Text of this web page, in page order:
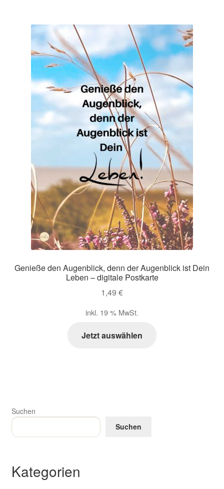
Genieße den Augenblick, denn der Augenblick ist Dein
Leben – digitale Postkarte
1,49 €
inkl. 19 % MwSt.
Jetzt auswählen
Suchen
Suchen
Kategorien